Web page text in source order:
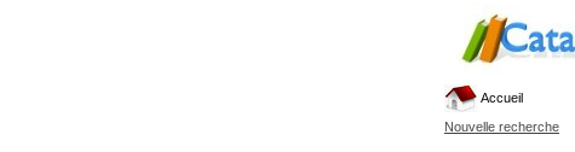
Accueil
Nouvelle recherche